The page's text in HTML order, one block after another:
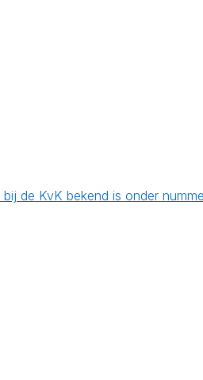
de KvK bekend is onder